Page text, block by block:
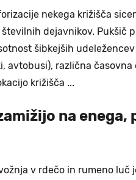
nekega križišča
dejavnikov. Pukšič
šibkejših
avtobusi), različna
križišča ...
na enega,
v rdečo in rumeno luč